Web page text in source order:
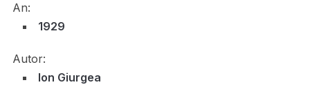
An:
1929
Autor:
Ion Giurgea